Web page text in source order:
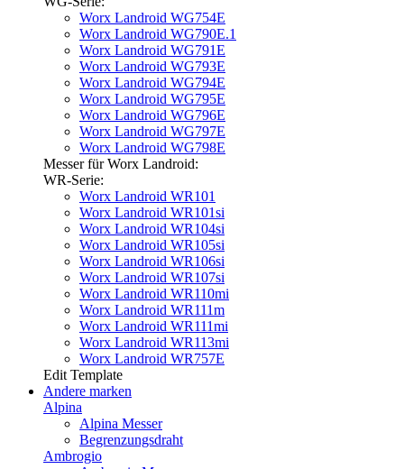
Worx Landroid WG754E
Worx Landroid WG790E.1
Worx Landroid WG791E
Worx Landroid WG793E
Worx Landroid WG794E
Worx Landroid WG795E
Worx Landroid WG796E
Worx Landroid WG797E
Worx Landroid WG798E
Messer für Worx Landroid:
WR-Serie:
Worx Landroid WR101
Worx Landroid WR101si
Worx Landroid WR104si
Worx Landroid WR105si
Worx Landroid WR106si
Worx Landroid WR107si
Worx Landroid WR110mi
Worx Landroid WR111m
Worx Landroid WR111mi
Worx Landroid WR113mi
Worx Landroid WR757E
Edit Template
Andere marken
Alpina
Alpina Messer
Begrenzungsdraht
Ambrogio